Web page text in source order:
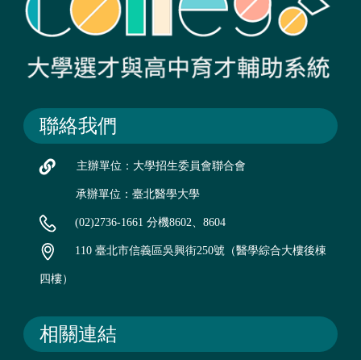
聯絡我們
主辦單位：大學招生委員會聯合會
承辦單位：臺北醫學大學
(02)2736-1661 分機8602、8604
110 臺北市信義區吳興街250號（醫學綜合大樓後棟
四樓）
相關連結